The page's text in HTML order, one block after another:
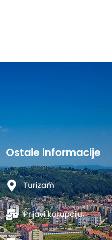
Ostale informacije
Turizam
Prijavi korupciju